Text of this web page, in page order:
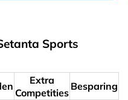
Sports
Extra
Competities
Besparing